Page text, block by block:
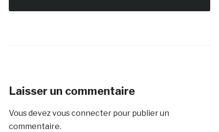
Laisser un commentaire
Vous devez vous connecterpour publier un
commentaire.